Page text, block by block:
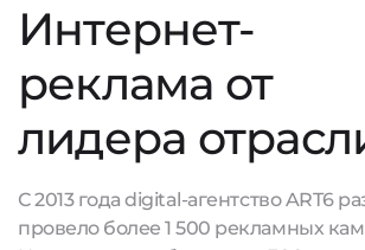
Интернет-
реклама от
лидера
С 2013 года digital-агентство ART6
провело более 1 500 рекламных